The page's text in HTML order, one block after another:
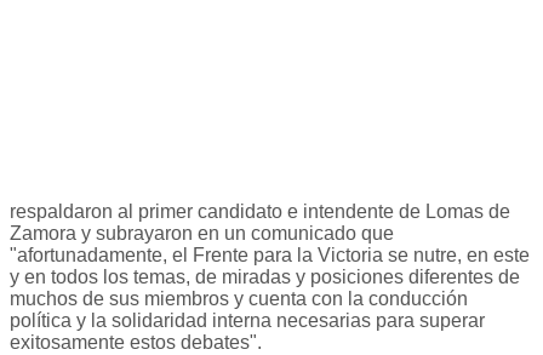
respaldaron al primer candidato e intendente de Lomas de
Zamora y subrayaron en un comunicado que
"afortunadamente, el Frente para la Victoria se nutre, en este
y en todos los temas, de miradas y posiciones diferentes de
muchos de sus miembros y cuenta con la conducción
política y la solidaridad interna necesarias para superar
exitosamente estos debates".